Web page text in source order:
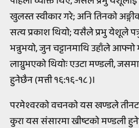
खुलस्त स्वीकार गरे; अनि तिनको
सत्य प्रकाश थियो; यसैले प्रभु येशूले
भन्नुभयो, जुन चट्टानमाथि उहाँले
लाग्नुभएको थियोः एउटा मण्डली,
हुनेछैन (मत्ती १६:१६-१८ )।
परमेश्वरको वचनको यस खण्डले
कुरा यस संसारमा ख्रीष्टको मण्डली